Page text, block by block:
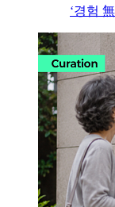
‘경험